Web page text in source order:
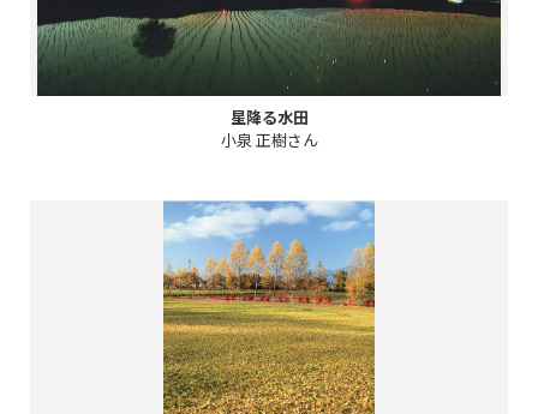
星降る水田
小泉 正樹さん